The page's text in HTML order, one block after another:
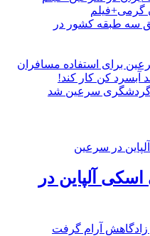
آلپاین در